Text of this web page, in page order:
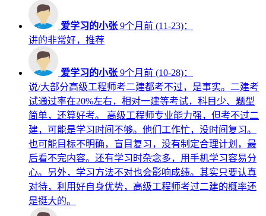
爱学习的小张 9个月前 (11-23)：
讲的非常好，推荐
爱学习的小张 9个月前 (10-28)：
说/大部分高级工程师考二建都考不过，是事实。二建考
试通过率在20%左右，相对一建等考试，科目少、题型
简单，还算好考。 高级工程师专业能力强，但考不过二
建，可能是学习时间不够。他们工作忙，没时间复习。
也可能目标不明确，盲目复习，没有制定合理计划，最
后看不完内容。还有学习时杂念多，用手机学习容易分
心。另外，学习方法不对也会影响成绩。其实只要认真
对待，利用好自身优势，高级工程师考过二建的概率还
是挺大的。